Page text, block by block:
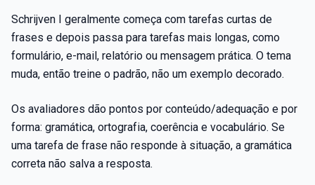
Schrijven I geralmente começa com tarefas curtas de
frases e depois passa para tarefas mais longas, como
formulário, e-mail, relatório ou mensagem prática. O tema
muda, então treine o padrão, não um exemplo decorado.
Os avaliadores dão pontos por conteúdo/adequação e por
forma: gramática, ortografia, coerência e vocabulário. Se
uma tarefa de frase não responde à situação, a gramática
correta não salva a resposta.